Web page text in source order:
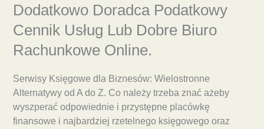
Dodatkowo Doradca Podatkowy
Cennik Usług Lub Dobre Biuro
Rachunkowe Online.
Serwisy Księgowe dla Biznesów: Wielostronne
Alternatywy od A do Z. Co należy trzeba znać ażeby
wyszperać odpowiednie i przystępne placówkę
finansowe i najbardziej rzetelnego księgowego oraz